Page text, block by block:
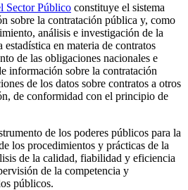
Sector Público constituye el sistema
sobre la contratación pública y, como
análisis e investigación de la
en materia de contratos
de las obligaciones nacionales e
información sobre la contratación
de los datos sobre contratos a otros
de conformidad con el principio de
de los poderes públicos para la
los procedimientos y prácticas de la
de la calidad, fiabilidad y eficiencia
de la competencia y
públicos.